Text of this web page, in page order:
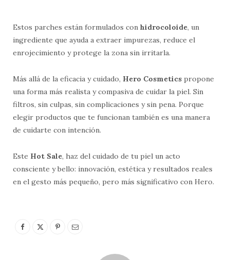
Estos parches están formulados con hidrocoloide, un
ingrediente que ayuda a extraer impurezas, reduce el
enrojecimiento y protege la zona sin irritarla.
Más allá de la eficacia y cuidado, Hero Cosmetics propone
una forma más realista y compasiva de cuidar la piel. Sin
filtros, sin culpas, sin complicaciones y sin pena. Porque
elegir productos que te funcionan también es una manera
de cuidarte con intención.
Este Hot Sale, haz del cuidado de tu piel un acto
consciente y bello: innovación, estética y resultados reales
en el gesto más pequeño, pero más significativo con Hero.